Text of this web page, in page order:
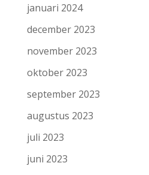
januari 2024
december 2023
november 2023
oktober 2023
september 2023
augustus 2023
juli 2023
juni 2023